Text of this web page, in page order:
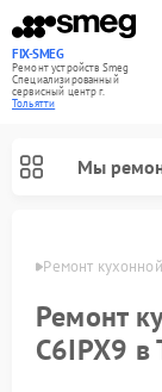
FIX-SMEG
Ремонт устройств Smeg
Специализированный
cервисный центр г.
Тольятти
Мы
Ремонт
Ремонт
C6IPX9 в